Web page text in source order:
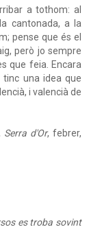
a tothom: al
cantonada, a la
pense que és el
però jo sempre
que feia. Encara
una idea que
i valencià de
Serra d'Or, febrer,
es troba sovint